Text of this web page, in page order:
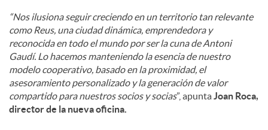
“Nos ilusiona seguir creciendo en un territorio tan relevante
como Reus, una ciudad dinámica, emprendedora y
reconocida en todo el mundo por ser la cuna de Antoni
Gaudí. Lo hacemos manteniendo la esencia de nuestro
modelo cooperativo, basado en la proximidad, el
asesoramiento personalizado y la generación de valor
compartido para nuestros socios y socias”, apuntaJoan Roca,
director de la nueva oficina.